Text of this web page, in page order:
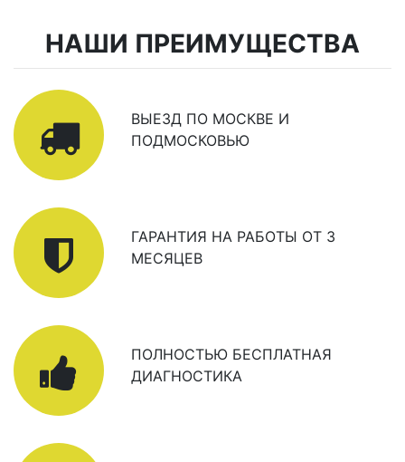
НАШИ ПРЕИМУЩЕСТВА
ВЫЕЗД ПО МОСКВЕ И
ПОДМОСКОВЬЮ
ГАРАНТИЯ НА РАБОТЫ ОТ 3
МЕСЯЦЕВ
ПОЛНОСТЬЮ БЕСПЛАТНАЯ
ДИАГНОСТИКА